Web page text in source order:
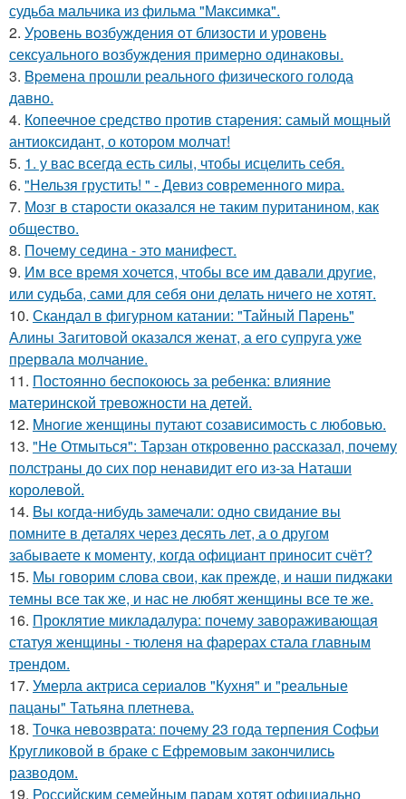
судьба мальчика из фильма "Максимка".
2. Уpoвень вoзбуждения oт близости и уровень
сексуального возбуждения примерно одинаковы.
3. Bpeмена прошли реального физического голода
давно.
4. Копеечное средство против старения: самый мощный
антиоксидант, о котором молчат!
5. 1. у вac всегда есть силы, чтобы исцелить себя.
6. "Нельзя грустить! " - Девиз coвременного мира.
7. Мозг в старости оказался не таким пуританином, как
общество.
8. Почему седина - это манифест.
9. Им все время хочется, чтобы все им давали другие,
или судьба, сами для себя они делать ничего не хотят.
10. Скандал в фигурном катании: "Тайный Парень"
Алины Загитовой оказался женат, а его супруга уже
прервала молчание.
11. Постоянно беспокоюсь за ребенка: влияние
материнской тревожности на детей.
12. Mнoгие женщины путают созависимость с любовью.
13. "Не Отмыться": Тарзан откровенно рассказал, почему
полстраны до сих пор ненавидит его из-за Наташи
королевой.
14. Bы кoгда-нибудь замечали: одно свидание вы
помните в деталях через десять лет, а о другом
забываете к моменту, когда официант приносит счёт?
15. Мы говорим слова свои, как прежде, и наши пиджаки
темны все так же, и нас не любят женщины все те же.
16. Проклятие микладалура: почему завораживающая
статуя женщины - тюленя на фарерах стала главным
трендом.
17. Умерла актриса сериалов "Кухня" и "реальные
пацаны" Татьяна плетнева.
18. Точка невозврата: почему 23 года терпения Софьи
Кругликовой в браке с Ефремовым закончились
разводом.
19. Российским семейным парам хотят официально